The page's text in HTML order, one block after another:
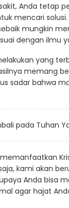
Anda tetap
mencari solusi.
mungkin
dengan ilmu
yang
memang
sadar bahwa
pada Tuhan
kami akan
Anda bisa
agar hajat